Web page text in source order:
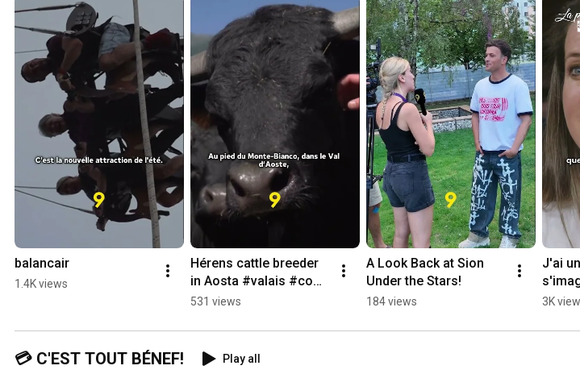
balancair
1.4K views
Hérens cattle breeder
in Aosta #valais #cows
#herens #aoste
531 views
A Look Back at Sion
Under the Stars!
184 views
J'ai
3K
💳 C'EST TOUT BÉNEF!
Play all